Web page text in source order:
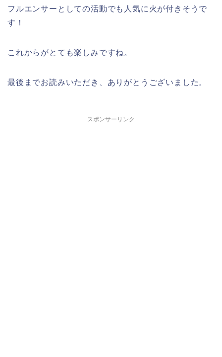
フルエンサーとしての活動でも人気に火が付きそうで
す！
これからがとても楽しみですね。
最後までお読みいただき、ありがとうございました。
スポンサーリンク